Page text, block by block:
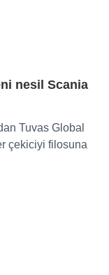
nesil Scania
Tuvas Global
çekiciyi filosuna